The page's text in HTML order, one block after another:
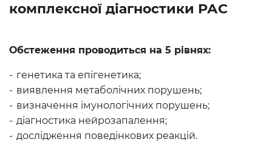
комплексної діагностики РАС
Обстеження проводиться на 5 рівнях:
генетика та епігенетика;
виявлення метаболічних порушень;
визначення імунологічних порушень;
діагностика нейрозапалення;
дослідження поведінкових реакцій.